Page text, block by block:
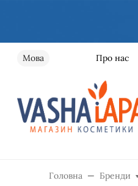
Мова Про нас
Головна Бренди